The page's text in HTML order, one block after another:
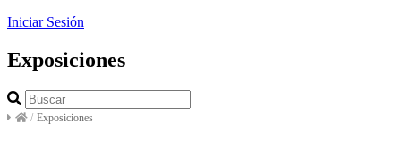
Iniciar Sesión
Exposiciones
/ Exposiciones